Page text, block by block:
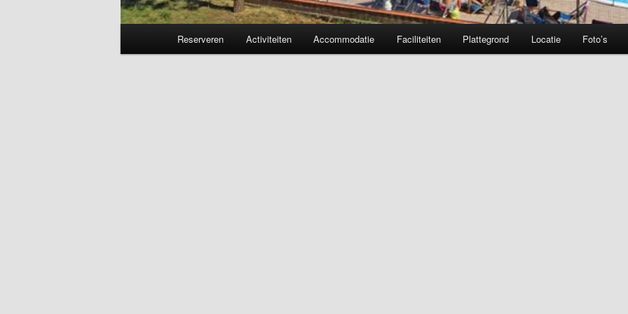
Reserveren Activiteiten Accommodatie Faciliteiten Plattegrond Locatie Foto’s